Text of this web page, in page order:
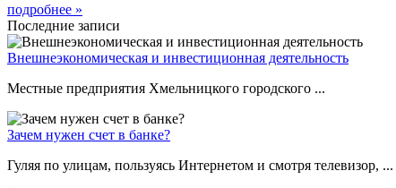
подробнее »
Последние записи
Внешнеэкономическая и инвестиционная деятельность
Местные предприятия Хмельницкого городского ...
Зачем нужен счет в банке?
Гуляя по улицам, пользуясь Интернетом и смотря телевизор, ...